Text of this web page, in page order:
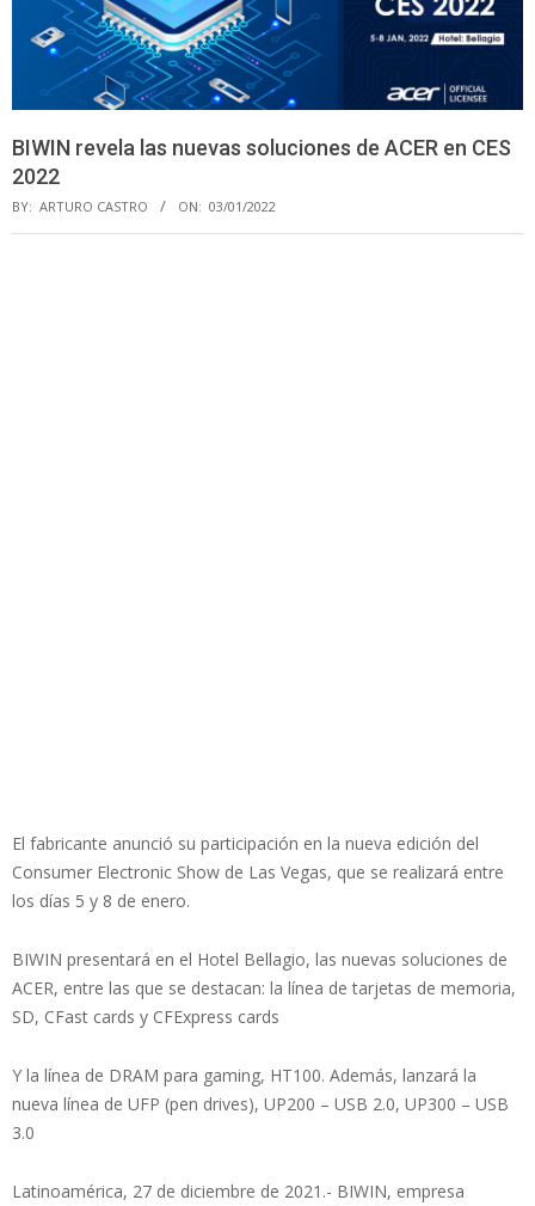
BIWIN revela las nuevas soluciones de ACER en CES
2022
BY: ARTURO CASTRO ON: 03/01/2022
El fabricante anunció su participación en la nueva edición del
Consumer Electronic Show de Las Vegas, que se realizará entre
los días 5 y 8 de enero.
BIWIN presentará en el Hotel Bellagio, las nuevas soluciones de
ACER, entre las que se destacan: la línea de tarjetas de memoria,
SD, CFast cards y CFExpress cards
Y la línea de DRAM para gaming, HT100. Además, lanzará la
nueva línea de UFP (pen drives), UP200 – USB 2.0, UP300 – USB
3.0
Latinoamérica, 27 de diciembre de 2021.- BIWIN, empresa